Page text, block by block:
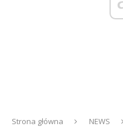
Strona główna NEWS